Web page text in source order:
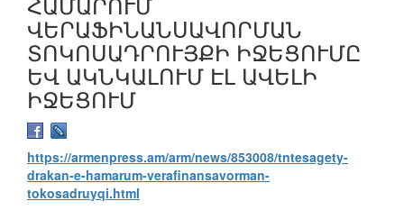
ՎԵՐԱՖԻՆԱՆՍԱՎՈՐՄԱՆ
ՏՈԿՈՍԱԴՐՈՒՅՔԻ ԻՋԵՑՈՒՄԸ
ԵՎ ԱԿՆԿԱԼՈՒՄ ԷԼ ԱՎԵԼԻ
ԻՋԵՑՈՒՄ
https://armenpress.am/arm/news/853008/tntesagety-
drakan-e-hamarum-verafinansavorman-
tokosadruyqi.html